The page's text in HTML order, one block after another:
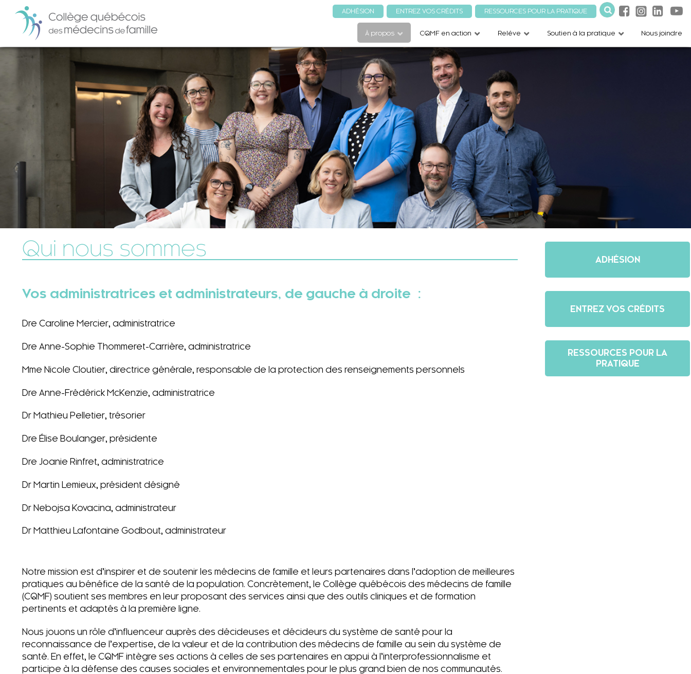
ADHÉSION ENTREZ VOS CRÉDITS RESSOURCES POUR LA PRATIQUE
À propos CQMF en action Relève Soutien à la pratique Nous joindre
Qui nous sommes
Vos administratrices et administrateurs, de gauche à droite :
Dre Caroline Mercier, administratrice
Dre Anne-Sophie Thommeret-Carrière, administratrice
Mme Nicole Cloutier, directrice générale, responsable de la protection des renseignements personnels
Dre Anne-Frédérick McKenzie, administratrice
Dr Mathieu Pelletier, trésorier
Dre Élise Boulanger, présidente
Dre Joanie Rinfret, administratrice
Dr Martin Lemieux, président désigné
Dr Nebojsa Kovacina, administrateur
Dr Matthieu Lafontaine Godbout, administrateur
Notre mission est d’inspirer et de soutenir les médecins de famille et leurs partenaires dans l’adoption de meilleures
pratiques au bénéfice de la santé de la population. Concrètement, le Collège québécois des médecins de famille
(CQMF) soutient ses membres en leur proposant des services ainsi que des outils cliniques et de formation
pertinents et adaptés à la première ligne.
Nous jouons un rôle d’influenceur auprès des décideuses et décideurs du système de santé pour la
reconnaissance de l’expertise, de la valeur et de la contribution des médecins de famille au sein du système de
santé. En effet, le CQMF intègre ses actions à celles de ses partenaires en appui à l’interprofessionnalisme et
participe à la défense des causes sociales et environnementales pour le plus grand bien de nos communautés.
ADHÉSION
ENTREZ VOS CRÉDITS
RESSOURCES POUR LA
PRATIQUE